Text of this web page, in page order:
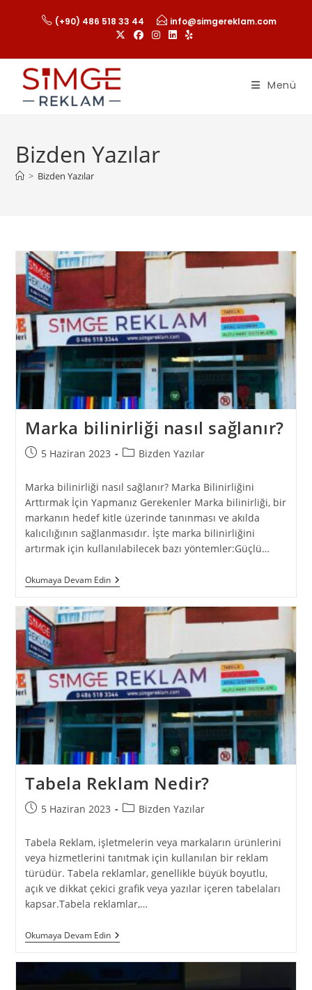
(+90) 486 518 33 44 info@simgereklam.com
Menü
Bizden Yazılar
> Bizden Yazılar
Marka bilinirliği nasıl sağlanır?
5 Haziran 2023 Bizden Yazılar
Marka bilinirliği nasıl sağlanır? Marka Bilinirliğini
Arttırmak İçin Yapmanız Gerekenler Marka bilinirliği, bir
markanın hedef kitle üzerinde tanınması ve akılda
kalıcılığının sağlanmasıdır. İşte marka bilinirliğini
artırmak için kullanılabilecek bazı yöntemler:Güçlü…
Okumaya Devam Edin
Tabela Reklam Nedir?
5 Haziran 2023 Bizden Yazılar
Tabela Reklam, işletmelerin veya markaların ürünlerini
veya hizmetlerini tanıtmak için kullanılan bir reklam
türüdür. Tabela reklamlar, genellikle büyük boyutlu,
açık ve dikkat çekici grafik veya yazılar içeren tabelaları
kapsar.Tabela reklamlar,…
Okumaya Devam Edin